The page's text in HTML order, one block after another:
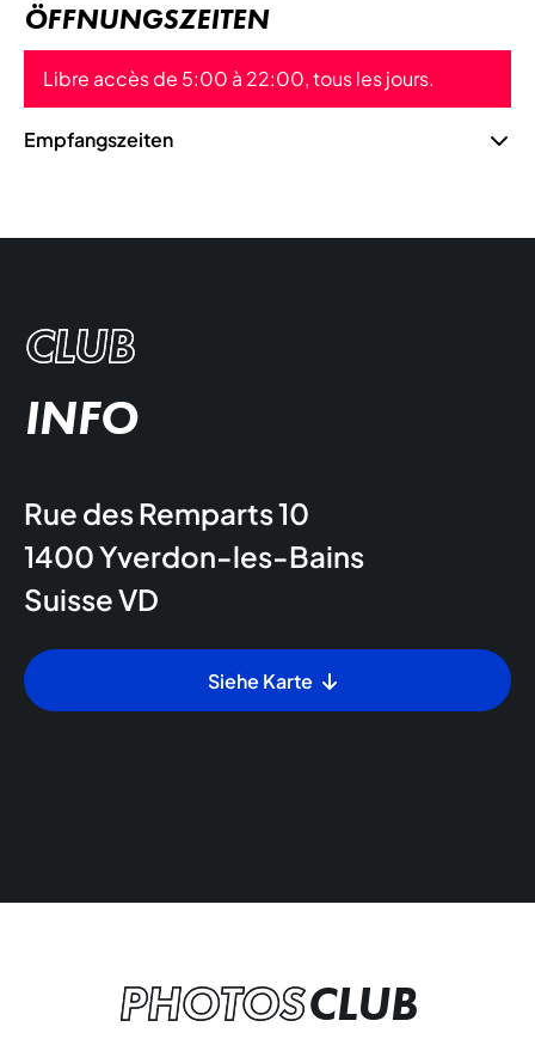
ÖFFNUNGSZEITEN
Libre accès de 5:00 à 22:00, tous les jours.
Empfangszeiten
CLUB
INFO
Rue des Remparts 10
1400Yverdon-les-Bains
SuisseVD
Siehe Karte
PHOTOSCLUB